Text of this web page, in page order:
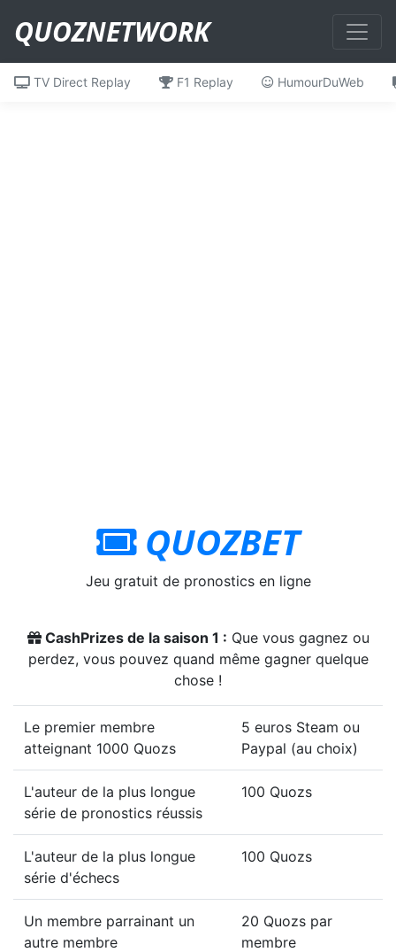
QUOZNETWORK
TV Direct Replay F1 Replay HumourDuWeb
QUOZBET
Jeu gratuit de pronostics en ligne
CashPrizes de la saison 1 : Que vous gagnez ou
perdez, vous pouvez quand même gagner quelque
chose !
Le premier membre
atteignant 1000 Quozs
5 euros Steam ou
Paypal (au choix)
L'auteur de la plus longue
série de pronostics réussis
100 Quozs
L'auteur de la plus longue
série d'échecs
100 Quozs
Un membre parrainant un
autre membre
20 Quozs par
membre